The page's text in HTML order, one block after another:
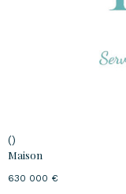
()
Maison
630 000 €